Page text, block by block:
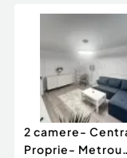
Animale de
Afaceri și
Inchiriere Bunuri
Utilaje agricole
Piese auto si
Dacia Duster
2 camere-
Proprie- Metrou